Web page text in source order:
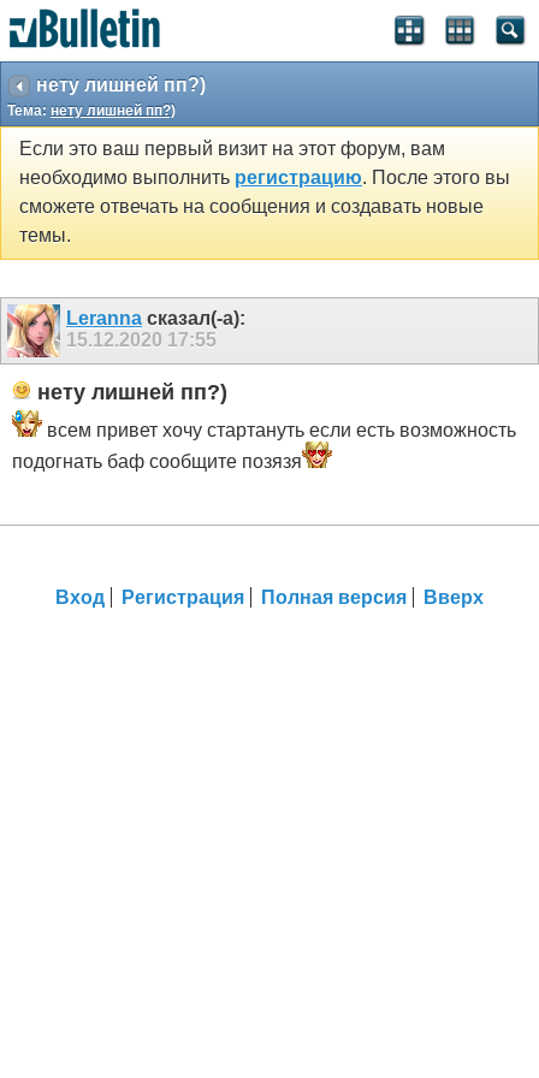
нету лишней пп?)
Тема: нету лишней пп?)
Если это ваш первый визит на этот форум, вам
необходимо выполнить регистрацию. После этого вы
сможете отвечать на сообщения и создавать новые
темы.
Leranna сказал(-а):
15.12.2020 17:55
нету лишней пп?)
всем привет хочу стартануть если есть возможность
подогнать баф сообщите позязя
Вход Регистрация Полная версия Вверх